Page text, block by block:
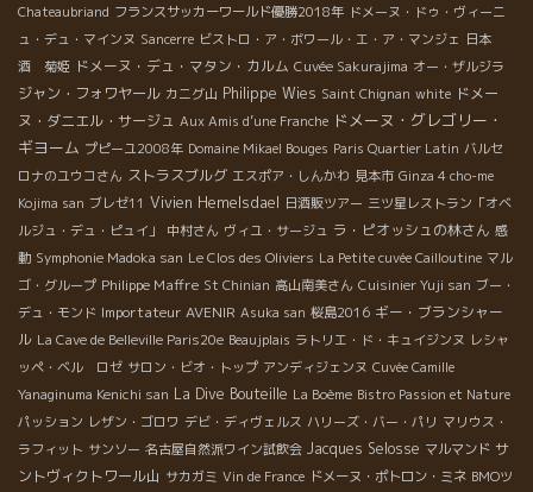
Chateaubriand フランスサッカーワールド優勝2018年 ドメーヌ・ドゥ・ヴィーニ
ュ・デュ・マインヌ Sancerre ビストロ・ア・ボワール・エ・ア・マンジェ 日本
酒 菊姫 ドメーヌ・デュ・マタン・カルム Cuvée Sakurajima オー・ザルジラ
ジャン・フォワヤール カニグ山 Philippe Wies Saint Chignan white ドメー
ヌ・ダニエル・サージュ Aux Amis d’une Franche ドメーヌ・グレゴリー・
ギヨーム プピーユ2008年 Domaine Mikael Bouges Paris Quartier Latin バルセ
ロナのユウコさん ストラスブルグ エスポア・しんかわ 見本市 Ginza 4 cho-me
Kojima san ブレゼ11 Vivien Hemelsdael 日酒販ツアー 三ツ星レストラン「オベ
ルジュ・デュ・ピュイ」
中村さん ヴィユ・サージュ ラ・ピオッシュの林さん 感
動 Symphonie Madoka san Le Clos des Oliviers La Petite cuvée Cailloutine マル
ゴ・グループ Philippe Maffre St Chinian 高山南美さん Cuisinier Yuji san ブー・
デュ・モンド Importateur AVENIR Asuka san 桜島2016 ギー・ブランシャー
ル La Cave de Belleville Paris20e Beaujplais ラトリエ・ド・キュイジンヌ レシャ
ッペ・ベル ロゼ サロン・ビオ・トップ アンディジェンヌ Cuvée Camille
Yanaginuma Kenichi san La Dive Bouteille La Boème Bistro Passion et Nature
パッション レザン・ゴロワ デビ・ディヴェルス ハリーズ・バー・パリ マリウス・
ラフィット サンソー 名古屋自然派ワイン試飲会 Jacques Selosse マルマンド サ
ントヴィクトワール山 サカガミ Vin de France ドメーヌ・ポトロン・ミネ BMOツ